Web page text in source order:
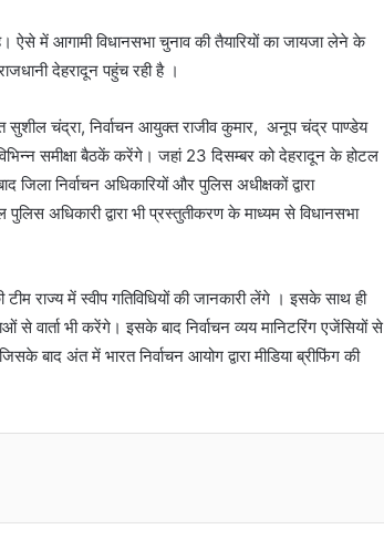
में आगामी विधानसभा चुनाव की तैयारियों का जायजा लेने के
देहरादून पहुंच रही है ।
सुशील चंद्रा, निर्वाचन आयुक्त राजीव कुमार, अनूप चंद्र पाण्डेय
समीक्षा बैठकें करेंगे। जहां 23 दिसम्बर को देहरादून के होटल
निर्वाचन अधिकारियों और पुलिस अधीक्षकों द्वारा
अधिकारी द्वारा भी प्रस्तुतीकरण के माध्यम से विधानसभा
राज्य में स्वीप गतिविधियों की जानकारी लेंगे । इसके साथ ही
भी करेंगे। इसके बाद निर्वाचन व्यय मानिटरिंग एजेंसियों से
अंत में भारत निर्वाचन आयोग द्वारा मीडिया ब्रीफिंग की